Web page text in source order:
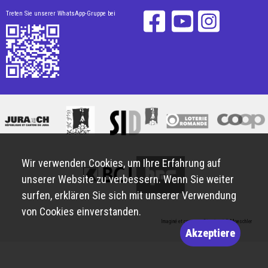
Treten Sie unserer WhatsApp-Gruppe bei
Imaginé et conçu parGiorgianni & Moeschler
Wir verwenden Cookies, um Ihre Erfahrung auf
unserer Website zu verbessern. Wenn Sie weiter
surfen, erklären Sie sich mit unserer Verwendung
von Cookies einverstanden.
Akzeptiere